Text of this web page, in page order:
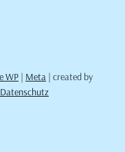
WP | Meta | created by